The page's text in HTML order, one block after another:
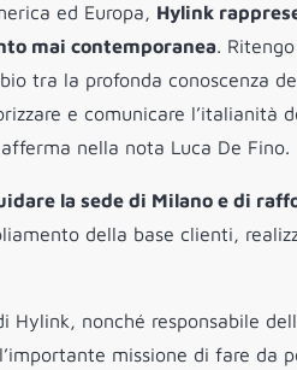
ed Europa, Hylink
mai contemporanea.
tra la profonda conoscenza
e comunicare l’italianità
nella nota Luca De Fino.
la sede di Milano e di
della base clienti,
Hylink, nonché responsabile
missione di fare da